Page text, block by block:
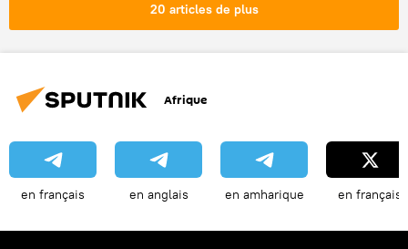
20 articles de plus
Afrique
en français en anglais en amharique en français